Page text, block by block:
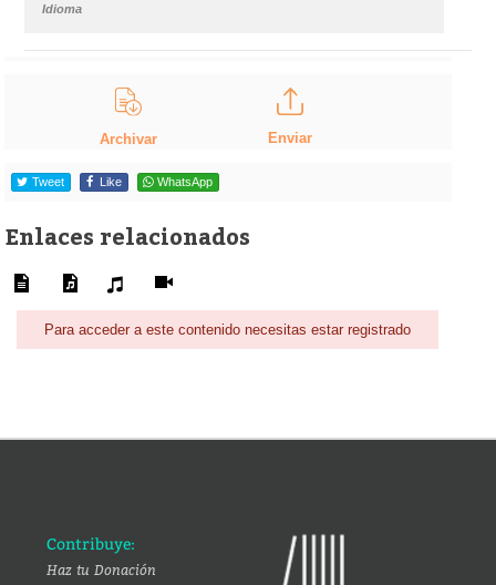
Idioma
Archivar Enviar
Tweet Like WhatsApp
Enlaces relacionados
Para acceder a este contenido necesitas estar registrado
Contribuye:
Haz tu Donación